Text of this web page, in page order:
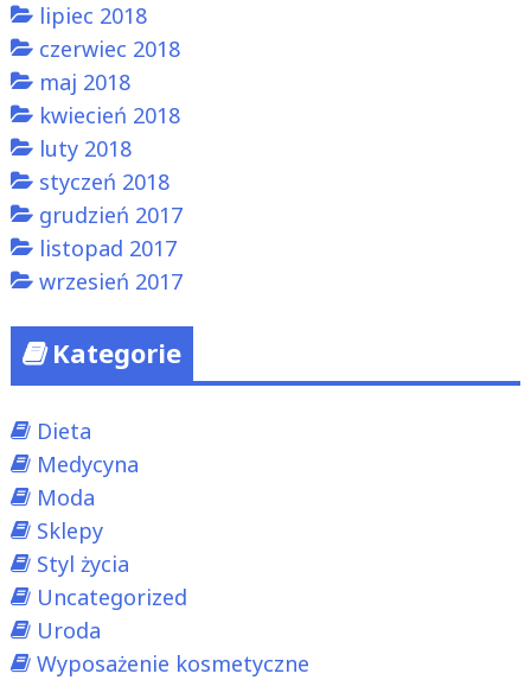
lipiec 2018
czerwiec 2018
maj 2018
kwiecień 2018
luty 2018
styczeń 2018
grudzień 2017
listopad 2017
wrzesień 2017
Kategorie
Dieta
Medycyna
Moda
Sklepy
Styl życia
Uncategorized
Uroda
Wyposażenie kosmetyczne